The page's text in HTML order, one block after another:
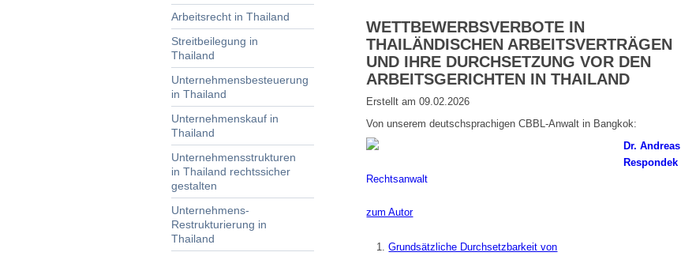
Arbeitsrecht in Thailand
Streitbeilegung in
Thailand
Unternehmensbesteuerung
in Thailand
Unternehmenskauf in
Thailand
Unternehmensstrukturen
in Thailand rechtssicher
gestalten
Unternehmens-
Restrukturierung in
Thailand
WETTBEWERBSVERBOTE IN
THAILÄNDISCHEN ARBEITSVERTRÄGEN
UND IHRE DURCHSETZUNG VOR DEN
ARBEITSGERICHTEN IN THAILAND
Erstellt am 09.02.2026
Von unserem deutschsprachigen CBBL-Anwalt in Bangkok:
Dr. Andreas
Respondek
Rechtsanwalt
zum Autor
Grundsätzliche Durchsetzbarkeit von